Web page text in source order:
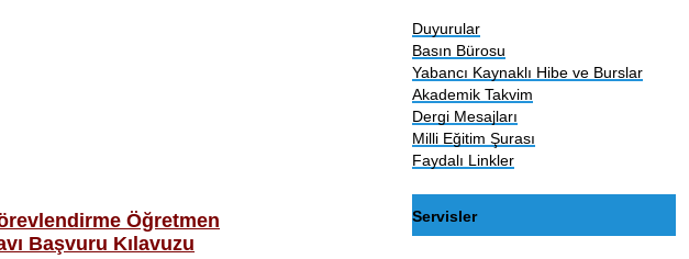
Öğretmen
Başvuru Kılavuzu
Duyurular
Basın Bürosu
Yabancı Kaynaklı Hibe ve Burslar
Akademik Takvim
Dergi Mesajları
Milli Eğitim Şurası
Faydalı Linkler
Servisler